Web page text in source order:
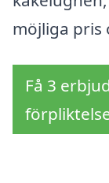
möjliga pris
Få 3